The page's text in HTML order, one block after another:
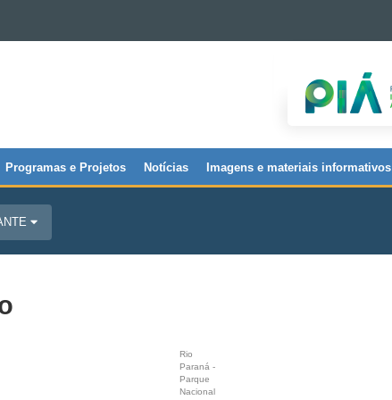
Programas e Projetos Notícias Imagens e materiais informativos
Rio
Paraná -
Parque
Nacional